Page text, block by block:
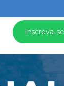
Inscreva-se